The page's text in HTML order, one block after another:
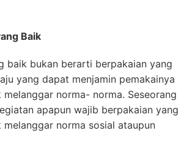
Baik
baik bukan berarti berpakaian yang
yang dapat menjamin pemakainya
norma- norma. Seseorang
apapun wajib berpakaian yang
norma sosial ataupun